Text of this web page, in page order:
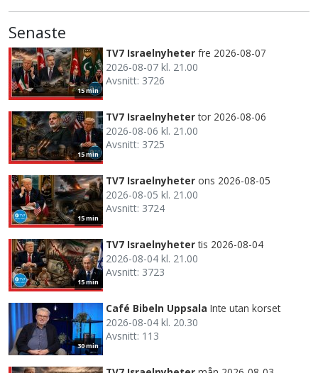
Senaste
15 min
TV7 Israelnyheter fre 2026-08-07
2026-08-07 kl. 21.00
Avsnitt: 3726
15 min
TV7 Israelnyheter tor 2026-08-06
2026-08-06 kl. 21.00
Avsnitt: 3725
15 min
TV7 Israelnyheter ons 2026-08-05
2026-08-05 kl. 21.00
Avsnitt: 3724
15 min
TV7 Israelnyheter tis 2026-08-04
2026-08-04 kl. 21.00
Avsnitt: 3723
30 min
Café Bibeln Uppsala Inte utan korset
2026-08-04 kl. 20.30
Avsnitt: 113